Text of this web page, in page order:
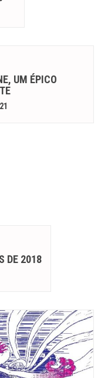
UM ÉPICO
DE 2018